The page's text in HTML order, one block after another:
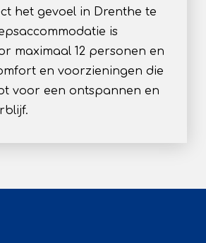
het gevoel in Drenthe te
is
maximaal 12 personen en
en voorzieningen die
voor een ontspannen en